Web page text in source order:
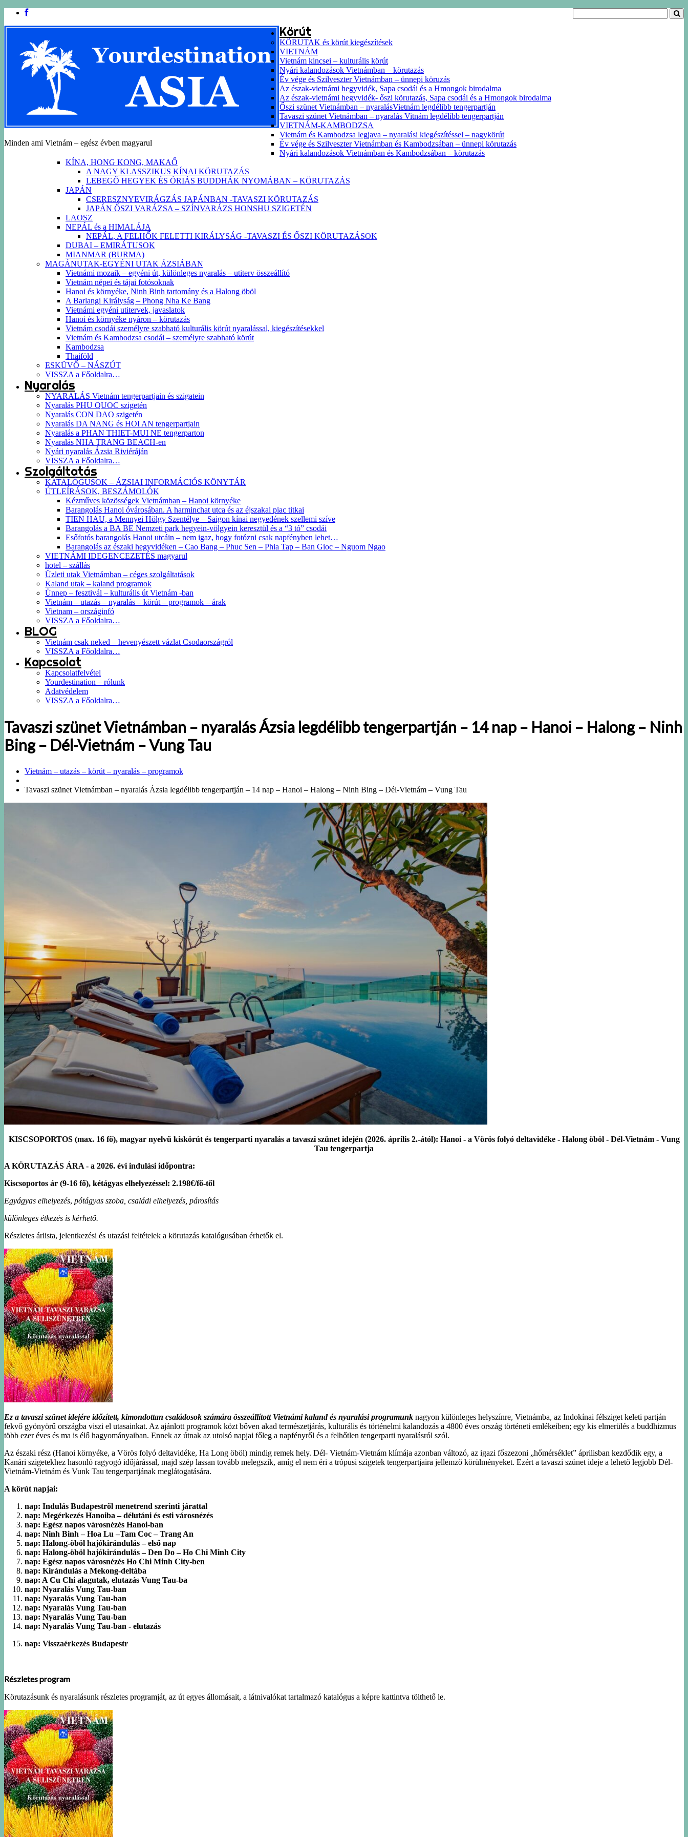
Minden ami Vietnám – egész évben magyarul
Körút
KÖRUTAK és körút kiegészítések
VIETNÁM
Vietnám kincsei – kulturális körút
Nyári kalandozások Vietnámban – körutazás
Év vége és Szilveszter Vietnámban – ünnepi köruzás
Az észak-vietnámi hegyvidék, Sapa csodái és a Hmongok birodalma
Az észak-vietnámi hegyvidék- őszi körutazás, Sapa csodái és a Hmongok birodalma
Őszi szünet Vietnámban – nyaralásVietnám legdélibb tengerpartján
Tavaszi szünet Vietnámban – nyaralás Vitnám legdélibb tengerpartján
VIETNÁM-KAMBODZSA
Vietnám és Kambodzsa legjava – nyaralási kiegészítéssel – nagykörút
Év vége és Szilveszter Vietnámban és Kambodzsában – ünnepi körutazás
Nyári kalandozások Vietnámban és Kambodzsában – körutazás
KÍNA, HONG KONG, MAKAŐ
A NAGY KLASSZIKUS KÍNAI KÖRUTAZÁS
LEBEGŐ HEGYEK ÉS ÓRIÁS BUDDHÁK NYOMÁBAN – KÖRUTAZÁS
JAPÁN
CSERESZNYEVIRÁGZÁS JAPÁNBAN -TAVASZI KÖRUTAZÁS
JAPÁN ŐSZI VARÁZSA – SZÍNVARÁZS HONSHU SZIGETÉN
LAOSZ
NEPÁL és a HIMALÁJA
NEPÁL, A FELHŐK FELETTI KIRÁLYSÁG -TAVASZI ÉS ŐSZI KÖRUTAZÁSOK
DUBAI – EMIRÁTUSOK
MIANMAR (BURMA)
MAGÁNUTAK-EGYÉNI UTAK ÁZSIÁBAN
Vietnámi mozaik – egyéni út, különleges nyaralás – utiterv összeállító
Vietnám népei és tájai fotósoknak
Hanoi és környéke, Ninh Binh tartomány és a Halong öböl
A Barlangi Királyság – Phong Nha Ke Bang
Vietnámi egyéni utitervek, javaslatok
Hanoi és környéke nyáron – körutazás
Vietnám csodái személyre szabható kulturális körút nyaralással, kiegészítésekkel
Vietnám és Kambodzsa csodái – személyre szabható körút
Kambodzsa
Thaiföld
ESKÜVŐ – NÁSZÚT
VISSZA a Főoldalra…
Nyaralás
NYARALÁS Vietnám tengerpartjain és szigatein
Nyaralás PHU QUOC szigetén
Nyaralás CON DAO szigetén
Nyaralás DA NANG és HOI AN tengerpartjain
Nyaralás a PHAN THIET-MUI NE tengerparton
Nyaralás NHA TRANG BEACH-en
Nyári nyaralás Ázsia Riviéráján
VISSZA a Főoldalra…
Szolgáltatás
KATALÓGUSOK – ÁZSIAI INFORMÁCIÓS KÖNYTÁR
ÚTLEÍRÁSOK, BESZÁMOLÓK
Kézműves közösségek Vietnámban – Hanoi környéke
Barangolás Hanoi óvárosában. A harminchat utca és az éjszakai piac titkai
TIEN HAU, a Mennyei Hölgy Szentélye – Saigon kínai negyedének szellemi szíve
Barangolás a BA BE Nemzeti park hegyein-völgyein keresztül és a “3 tó” csodái
Esőfotós barangolás Hanoi utcáin – nem igaz, hogy fotózni csak napfényben lehet…
Barangolás az északi hegyvidéken – Cao Bang – Phuc Sen – Phia Tap – Ban Gioc – Nguom Ngao
VIETNÁMI IDEGENCEZETÉS magyarul
hotel – szállás
Üzleti utak Vietnámban – céges szolgáltatások
Kaland utak – kaland programok
Ünnep – fesztivál – kulturális út Vietnám -ban
Vietnám – utazás – nyaralás – körút – programok – árak
Vietnam – országinfó
VISSZA a Főoldalra…
BLOG
Vietnám csak neked – hevenyészett vázlat Csodaországról
VISSZA a Főoldalra…
Kapcsolat
Kapcsolatfelvétel
Yourdestination – rólunk
Adatvédelem
VISSZA a Főoldalra…
Tavaszi szünet Vietnámban – nyaralás Ázsia legdélibb tengerpartján – 14 nap – Hanoi – Halong – Ninh
Bing – Dél-Vietnám – Vung Tau
Vietnám – utazás – körút – nyaralás – programok
Tavaszi szünet Vietnámban – nyaralás Ázsia legdélibb tengerpartján – 14 nap – Hanoi – Halong – Ninh Bing – Dél-Vietnám – Vung Tau
KISCSOPORTOS (max. 16 fő), magyar nyelvű kiskörút és tengerparti nyaralás a tavaszi szünet idején (2026. április 2.-ától): Hanoi - a Vörös folyó deltavidéke - Halong öböl - Dél-Vietnám - Vung
Tau tengerpartja
A KÖRUTAZÁS ÁRA - a 2026. évi indulási időpontra:
Kiscsoportos ár (9-16 fő), kétágyas elhelyezéssel: 2.198€/fő-től
Egyágyas elhelyezés, pótágyas szoba, családi elhelyezés, párosítás
különleges étkezés is kérhető.
Részletes árlista, jelentkezési és utazási feltételek a körutazás katalógusában érhetők el.
Ez a tavaszi szünet idejére időzített, kimondottan családosok számára összeállított Vietnámi kaland és nyaralási programunk nagyon különleges helyszínre, Vietnámba, az Indokínai félsziget keleti partján
fekvő gyönyörű országba viszi el utasainkat. Az ajánlott programok közt bőven akad természetjárás, kulturális és történelmi kalandozás a 4800 éves ország történeti emlékeiben; egy kis elmerülés a buddhizmus
több ezer éves és ma is élő hagyományaiban. Ennek az útnak az utolsó napjai főleg a napfényről és a felhőtlen tengerparti nyaralásról szól.
Az északi rész (Hanoi környéke, a Vörös folyó deltavidéke, Ha Long öböl) mindig remek hely. Dél- Vietnám-Vietnám klímája azonban változó, az igazi főszezoni „hőmérséklet” áprilisban kezdődik egy, a
Kanári szigetekhez hasonló ragyogó időjárással, majd szép lassan tovább melegszik, amíg el nem éri a trópusi szigetek tengerpartjaira jellemző körülményeket. Ezért a tavaszi szünet ideje a lehető legjobb Dél-
Vietnám-Vietnám és Vunk Tau tengerpartjának meglátogatására.
A körút napjai:
nap: Indulás Budapestről menetrend szerinti járattal
nap: Megérkezés Hanoiba – délutáni és esti városnézés
nap: Egész napos városnézés Hanoi-ban
nap: Ninh Binh – Hoa Lu –Tam Coc – Trang An
nap: Halong-öböl hajókirándulás – első nap
nap: Halong-öböl hajókirándulás – Den Do – Ho Chi Minh City
nap: Egész napos városnézés Ho Chi Minh City-ben
nap: Kirándulás a Mekong-deltába
nap: A Cu Chi alagutak, elutazás Vung Tau-ba
nap: Nyaralás Vung Tau-ban
nap: Nyaralás Vung Tau-ban
nap: Nyaralás Vung Tau-ban
nap: Nyaralás Vung Tau-ban
nap: Nyaralás Vung Tau-ban - elutazás
nap: Visszaérkezés Budapestr
Részletes program
Körutazásunk és nyaralásunk részletes programját, az út egyes állomásait, a látnivalókat tartalmazó katalógus a képre kattintva tölthető le.